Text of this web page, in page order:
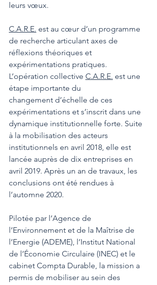
leurs vœux.
C.A.R.E. est au cœur d’un programme
de recherche articulant axes de
réflexions théoriques et
expérimentations pratiques.
L’opération collective C.A.R.E. est une
étape importante du
changement d’échelle de ces
expérimentations et s’inscrit dans une
dynamique institutionnelle forte. Suite
à la mobilisation des acteurs
institutionnels en avril 2018, elle est
lancée auprès de dix entreprises en
avril 2019. Après un an de travaux, les
conclusions ont été rendues à
l’automne 2020.
Pilotée par l’Agence de
l’Environnement et de la Maîtrise de
l’Energie (ADEME), l’Institut National
de l’Économie Circulaire (INEC) et le
cabinet Compta Durable, la mission a
permis de mobiliser au sein des